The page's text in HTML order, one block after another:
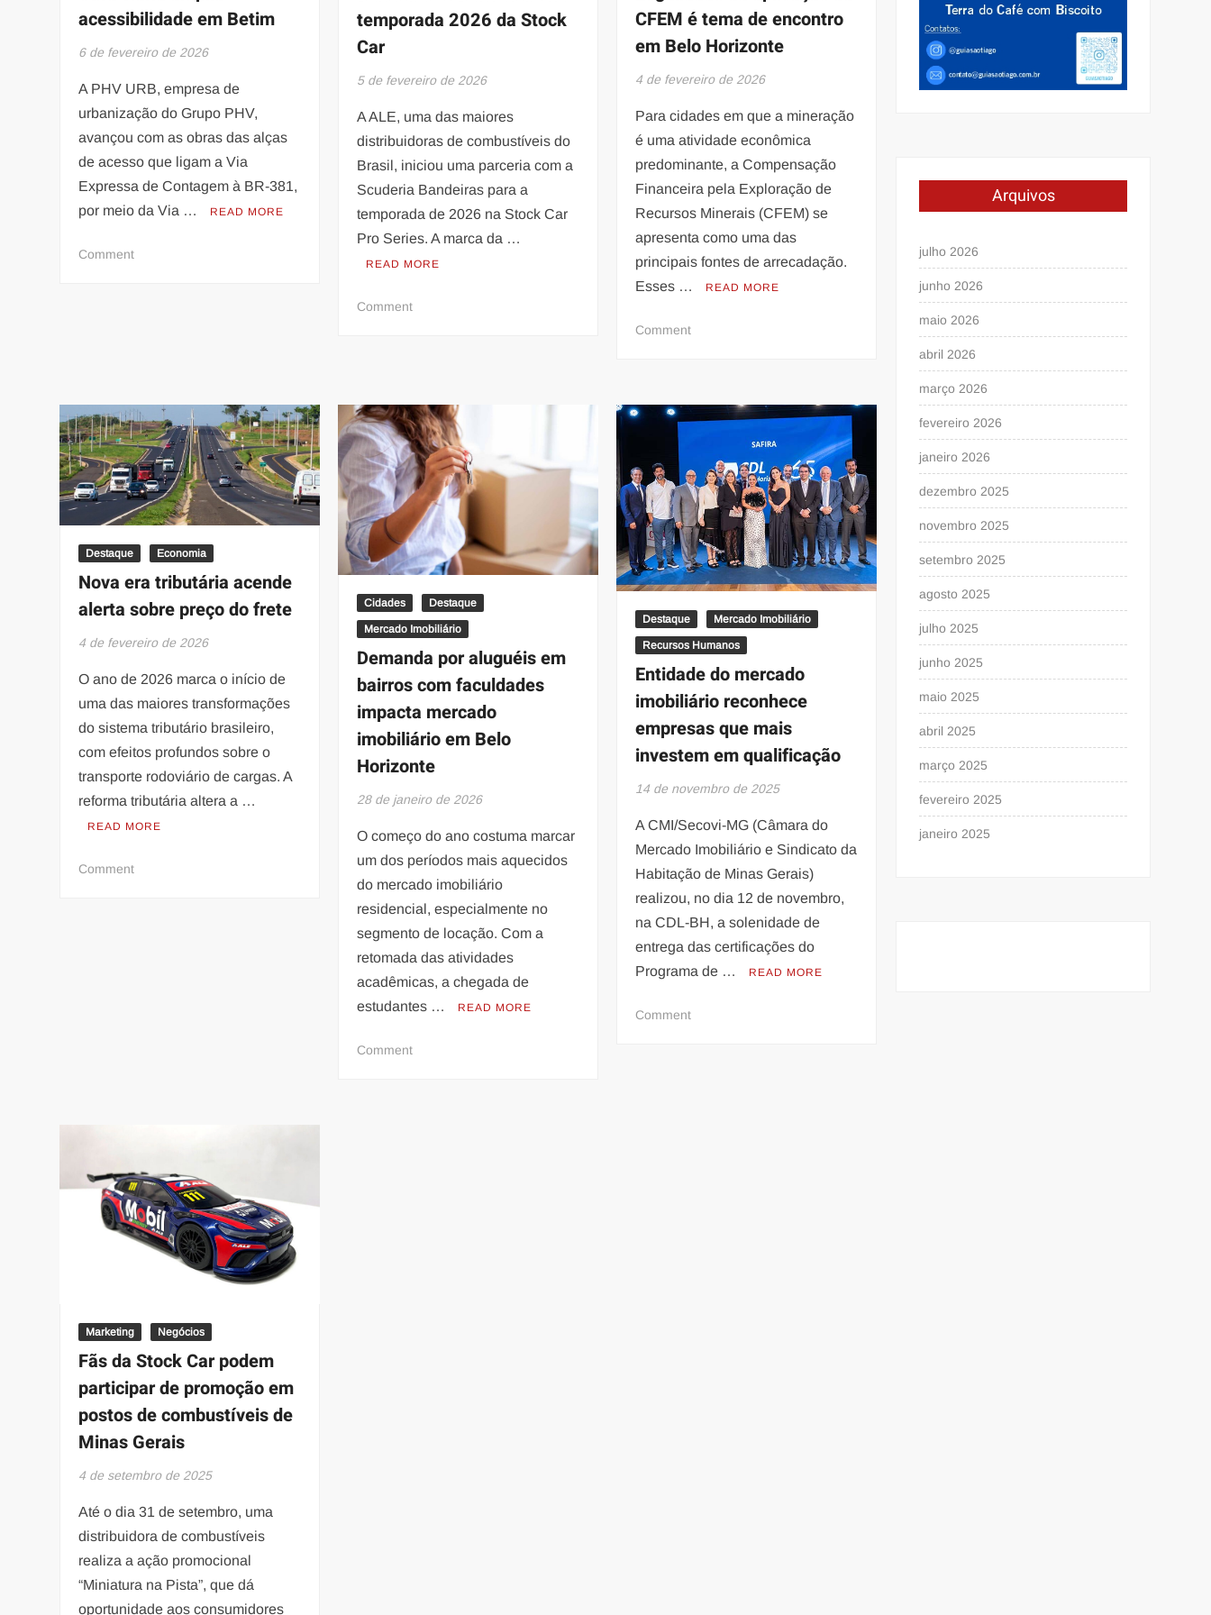
acessibilidade em Betim
6 de fevereiro de 2026
A PHV URB, empresa de
urbanização do Grupo PHV,
avançou com as obras das alças
de acesso que ligam a Via
Expressa de Contagem à BR-381,
por meio da Via …
READ MORE
Commenton
temporada 2026 da Stock
Car
5 de fevereiro de 2026
A ALE, uma das maiores
distribuidoras de combustíveis do
Brasil, iniciou uma parceria com a
Scuderia Bandeiras para a
temporada de 2026 na Stock Car
Pro Series. A marca da …
READ MORE
Commenton
e
Barrichello
na
temporada
2026
da
Stock
Car
CFEM é tema de encontro
em Belo Horizonte
4 de fevereiro de 2026
Para cidades em que a mineração
é uma atividade econômica
predominante, a Compensação
Financeira pela Exploração de
Recursos Minerais (CFEM) se
apresenta como uma das
principais fontes de arrecadação.
Esses …
READ MORE
Commenton
da
tema
de
encontro
em
Belo
Horizonte
Destaque Economia
Nova era tributária acende
alerta sobre preço do frete
4 de fevereiro de 2026
O ano de 2026 marca o início de
uma das maiores transformações
do sistema tributário brasileiro,
com efeitos profundos sobre o
transporte rodoviário de cargas. A
reforma tributária altera a …
READ MORE
Commenton
Cidades Destaque
Mercado Imobiliário
Demanda por aluguéis em
bairros com faculdades
impacta mercado
imobiliário em Belo
Horizonte
28 de janeiro de 2026
O começo do ano costuma marcar
um dos períodos mais aquecidos
do mercado imobiliário
residencial, especialmente no
segmento de locação. Com a
retomada das atividades
acadêmicas, a chegada de
estudantes …
READ MORE
Commenton
Destaque Mercado Imobiliário
Recursos Humanos
Entidade do mercado
imobiliário reconhece
empresas que mais
investem em qualificação
14 de novembro de 2025
A CMI/Secovi-MG (Câmara do
Mercado Imobiliário e Sindicato da
Habitação de Minas Gerais)
realizou, no dia 12 de novembro,
na CDL-BH, a solenidade de
entrega das certificações do
Programa de …
READ MORE
Commenton
Marketing Negócios
Fãs da Stock Car podem
participar de promoção em
postos de combustíveis de
Minas Gerais
4 de setembro de 2025
Até o dia 31 de setembro, uma
distribuidora de combustíveis
realiza a ação promocional
“Miniatura na Pista”, que dá
oportunidade aos consumidores
Arquivos
julho 2026
junho 2026
maio 2026
abril 2026
março 2026
fevereiro 2026
janeiro 2026
dezembro 2025
novembro 2025
setembro 2025
agosto 2025
julho 2025
junho 2025
maio 2025
abril 2025
março 2025
fevereiro 2025
janeiro 2025